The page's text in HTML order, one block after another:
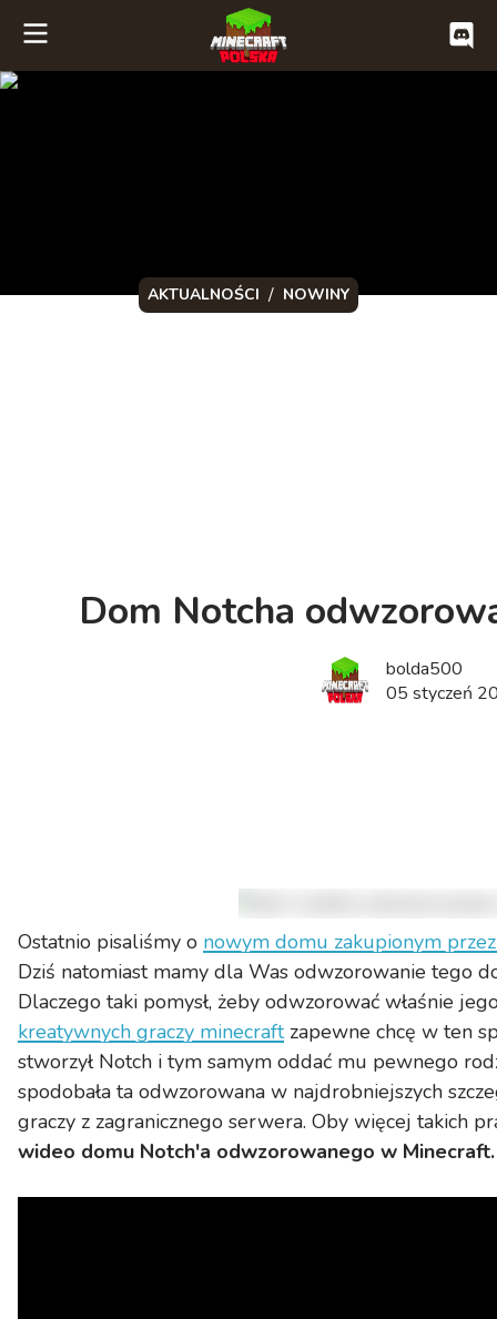
AKTUALNOŚCI / NOWINY
Dom Notcha
bolda500
05 styczeń
Ostatnio pisaliśmy o nowym domu zakupionym
Dziś natomiast mamy dla Was odwzorowanie tego
Dlaczego taki pomysł, żeby odwzorować właśnie
kreatywnych graczy minecraftzapewne chcę w ten
stworzył Notch i tym samym oddać mu pewnego
spodobała ta odwzorowana w najdrobniejszych
graczy z zagranicznego serwera. Oby więcej takich
wideo domu Notch'a odwzorowanego w Minecraft.